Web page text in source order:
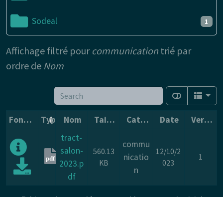
Sodeal 1
Affichage filtré pour communication trié par
ordre de Nom
Fonctions Type Nom Taille Catégorie Date Version
pdf
tract-
salon-
2023.p
df
560.13
KB
commu
nicatio
n
12/10/2
023
1